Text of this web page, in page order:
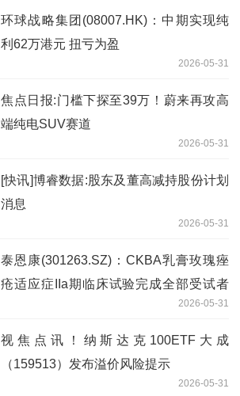
环球战略集团(08007.HK)：中期实现纯
利62万港元 扭亏为盈
2026-05-31
焦点日报:门槛下探至39万！蔚来再攻高
端纯电SUV赛道
2026-05-31
[快讯]博睿数据:股东及董高减持股份计划
消息
2026-05-31
泰恩康(301263.SZ)：CKBA乳膏玫瑰痤
疮适应症IIa期临床试验完成全部受试者
入组暨提前启动IIb期临床试验|每日时讯
2026-05-31
视焦点讯！纳斯达克100ETF大成
（159513）发布溢价风险提示
2026-05-31